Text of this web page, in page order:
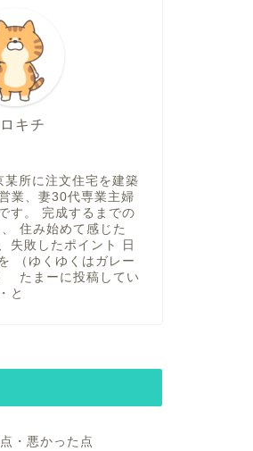
キチ
所に注文住宅を建築
業、妻30代専業主婦
す。 完成するまでの
住み始めて感じた
失敗したポイント 日
（ゆくゆくはガレー
たまーに投稿してい
と
・悪かった点